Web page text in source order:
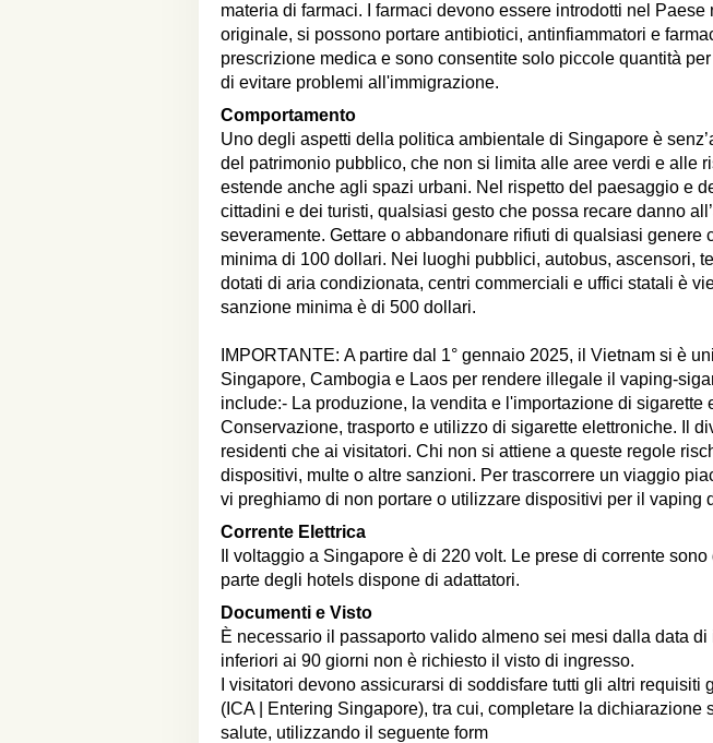
materia di farmaci. I farmaci devono essere introdotti nel
originale, si possono portare antibiotici, antinfiammatori e
prescrizione medica e sono consentite solo piccole quantità
di evitare problemi all'immigrazione.
Comportamento
Uno degli aspetti della politica ambientale di Singapore è
del patrimonio pubblico, che non si limita alle aree verdi e alle
estende anche agli spazi urbani. Nel rispetto del paesaggio e
cittadini e dei turisti, qualsiasi gesto che possa recare danno
severamente. Gettare o abbandonare rifiuti di qualsiasi genere
minima di 100 dollari. Nei luoghi pubblici, autobus, ascensori,
dotati di aria condizionata, centri commerciali e uffici statali è
sanzione minima è di 500 dollari.
IMPORTANTE: A partire dal 1° gennaio 2025, il Vietnam si è
Singapore, Cambogia e Laos per rendere illegale il vaping-
include:- La produzione, la vendita e l'importazione di sigarette
Conservazione, trasporto e utilizzo di sigarette elettroniche. Il
residenti che ai visitatori. Chi non si attiene a queste regole
dispositivi, multe o altre sanzioni. Per trascorrere un viaggio
vi preghiamo di non portare o utilizzare dispositivi per il vaping
Corrente Elettrica
Il voltaggio a Singapore è di 220 volt. Le prese di corrente
parte degli hotels dispone di adattatori.
Documenti e Visto
È necessario il passaporto valido almeno sei mesi dalla data
inferiori ai 90 giorni non è richiesto il visto di ingresso.
I visitatori devono assicurarsi di soddisfare tutti gli altri requisiti
(ICA | Entering Singapore), tra cui, completare la dichiarazione
salute, utilizzando il seguente form